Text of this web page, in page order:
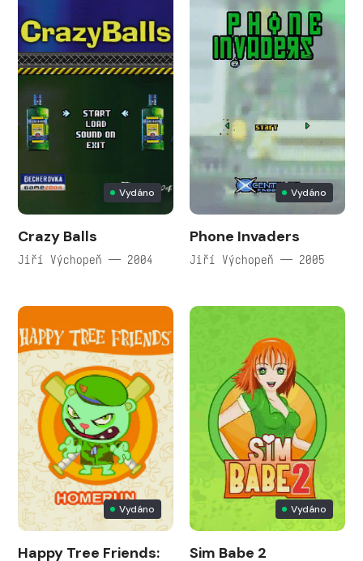
Vydáno
Crazy Balls
Jiří Výchopeň — 2004
Vydáno
Phone Invaders
Jiří Výchopeň — 2005
Vydáno
Happy Tree Friends:
Vydáno
Sim Babe 2